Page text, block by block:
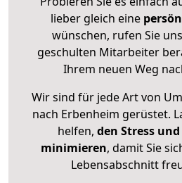
lieber gleich eine
wünschen, rufen Sie
geschulten Mitarbeiter
Ihrem neuen Weg
Wir sind für jede Art von
nach Erbenheim gerüstet.
helfen, den Stress
minimieren, damit Sie
Lebensabschnitt